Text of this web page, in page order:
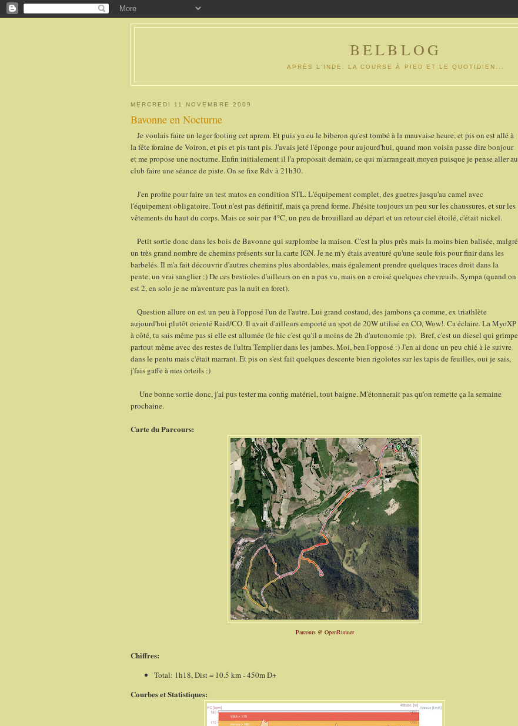
BELBLOG
APRÈS L'INDE, LA COURSE À PIED ET LE QUOTIDIEN...
MERCREDI 11 NOVEMBRE 2009
Bavonne en Nocturne
Je voulais faire un leger footing cet aprem. Et puis ya eu le biberon qu'est tombé à la mauvaise heure, et pis on est allé à
la fête foraine de Voiron, et pis et pis tant pis. J'avais jeté l'éponge pour aujourd'hui, quand mon voisin passe dire bonjour
et me propose une nocturne. Enfin initialement il l'a proposait demain, ce qui m'arrangeait moyen puisque je pense aller au
club faire une séance de piste. On se fixe Rdv à 21h30.
J'en profite pour faire un test matos en condition STL. L'équipement complet, des guetres jusqu'au camel avec
l'équipement obligatoire. Tout n'est pas définitif, mais ça prend forme. J'hésite toujours un peu sur les chaussures, et sur les
vêtements du haut du corps. Mais ce soir par 4°C, un peu de brouillard au départ et un retour ciel étoilé, c'était nickel.
Petit sortie donc dans les bois de Bavonne qui surplombe la maison. C'est la plus près mais la moins bien balisée, malgré
un très grand nombre de chemins présents sur la carte IGN. Je ne m'y étais aventuré qu'une seule fois pour finir dans les
barbelés. Il m'a fait découvrir d'autres chemins plus abordables, mais également prendre quelques traces droit dans la
pente, un vrai sanglier :) De ces bestioles d'ailleurs on en a pas vu, mais on a croisé quelques chevreuils. Sympa (quand on
est 2, en solo je ne m'aventure pas la nuit en foret).
Question allure on est un peu à l'opposé l'un de l'autre. Lui grand costaud, des jambons ça comme, ex triathlète
aujourd'hui plutôt orienté Raid/CO. Il avait d'ailleurs emporté un spot de 20W utilisé en CO, Wow!. Ca éclaire. La MyoXP
à côté, tu sais même pas si elle est allumée (le hic c'est qu'il a moins de 2h d'autonomie :p). Bref, c'est un diesel qui grimpe
partout même avec des restes de l'ultra Templier dans les jambes. Moi, ben l'opposé :) J'en ai donc un peu chié à le suivre
dans le pentu mais c'était marrant. Et pis on s'est fait quelques descente bien rigolotes sur les tapis de feuilles, oui je sais,
j'fais gaffe à mes orteils :)
Une bonne sortie donc, j'ai pus tester ma config matériel, tout baigne. M'étonnerait pas qu'on remette ça la semaine
prochaine.
Carte du Parcours:
Parcours @ OpenRunner
Chiffres:
Total: 1h18, Dist = 10.5 km - 450m D+
Courbes et Statistiques: